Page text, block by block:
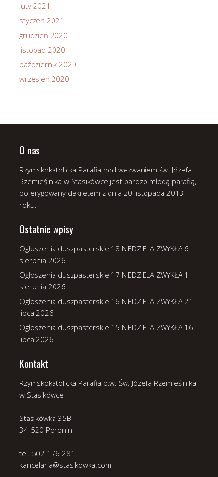
luty 2021
styczeń 2021
grudzień 2020
listopad 2020
październik 2020
wrzesień 2020
O nas
Rzymskokatolicka Parafia pod wezwaniem św. Józefa
Rzemieślnika w Stasikówce jest bardzo młodą parafią,
bo erygowany dekretem z dnia 20 listopada 2013
roku.
Ostatnie wpisy
Ogłoszenia duszpasterskie 18 NIEDZIELA ZWYKŁA 6
sierpnia 2026
Ogłoszenia duszpasterskie 17 NIEDZIELA ZWYKŁA 1
sierpnia 2026
Ogłoszenia duszpasterskie 16 NIEDZIELA ZWYKŁA 21
lipca 2026
Ogłoszenia duszpasterskie 15 NIEDZIELA ZWYKŁA 16
lipca 2026
Kontakt
Rzymskokatolicka Parafia p.w. Św. Józefa Rzemieślnika
w Stasikówce
Stasikówka 35B
34-520 Poronin
tel. 502 176 281
kancelaria@stasikowka.com